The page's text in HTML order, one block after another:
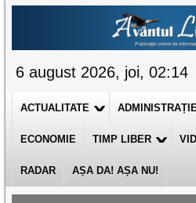
6 august 2026, joi, 02:14
ACTUALITATE
ECONOMIE TIMP LIBER
RADAR AȘA DA! AȘA NU!